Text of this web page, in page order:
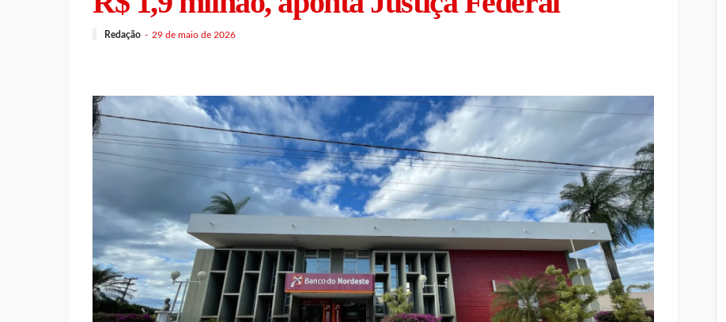
Redação 29 de maio de 2026